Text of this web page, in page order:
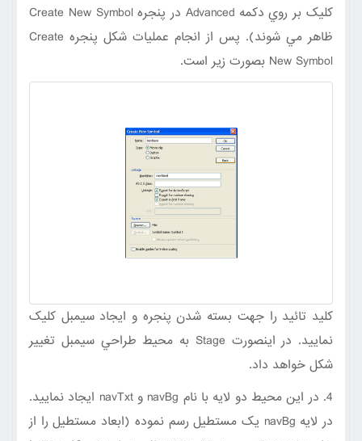
کليک بر روي دکمه Advanced در پنجره Create New Symbol
ظاهر مي شوند). پس از انجام عمليات شکل پنجره Create
New Symbol بصورت زير است.
کليد تائيد را جهت بسته شدن پنجره و ايجاد سيمبل کليک
نماييد. در اينصورت Stage به محيط طراحي سيمبل تغيير
شکل خواهد داد.
4. در اين محيط دو لايه با نام navBg و navTxt ايجاد نماييد.
در لايه navBg يک مستطيل رسم نموده (ابعاد مستطيل را از